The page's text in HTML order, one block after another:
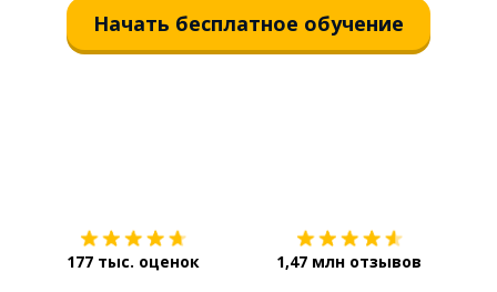
Начать бесплатное обучение
177 тыс. оценок 1,47 млн отзывов